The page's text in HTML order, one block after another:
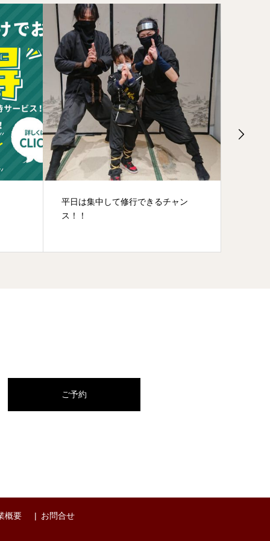
土曜日が狙いめの最近（2022年3
月）
ご予約
概要 お問合せ